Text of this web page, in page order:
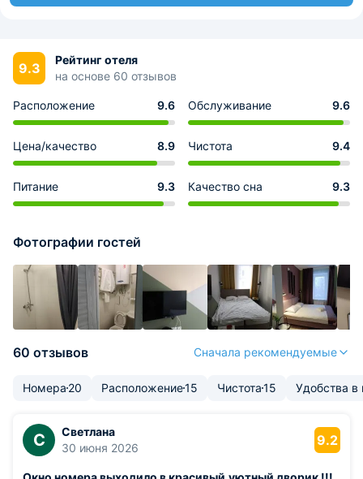
9.3
Рейтинг отеля
на основе 60 отзывов
Расположение 9.6 Обслуживание 9.6
Цена/качество 8.9 Чистота 9.4
Питание 9.3 Качество сна 9.3
Фотографии гостей
60 отзывов Сначала рекомендуемые
Номера 20 Расположение15 Чистота15 Удобства в
С
Светлана
30 июня 2026
9.2